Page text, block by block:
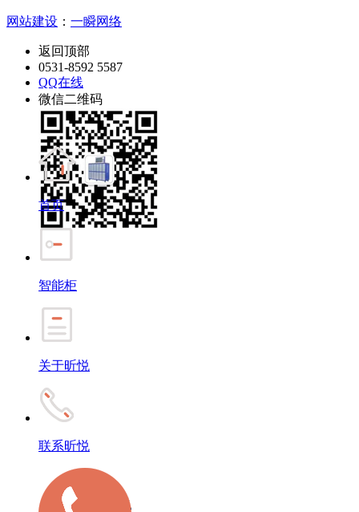
网站建设 ： 一瞬网络
返回顶部
0531-8592 5587
QQ在线
微信二维码
首页
智能柜
关于昕悦
联系昕悦